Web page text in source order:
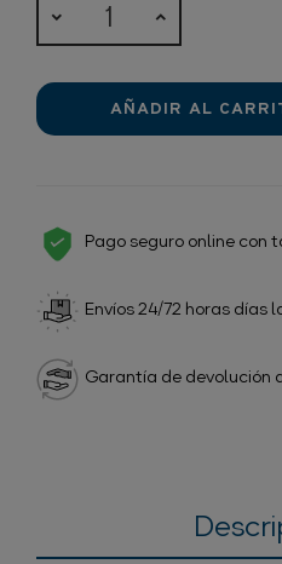
AÑADIR AL
Pago seguro online con
Envíos 24/72 horas días
Garantía de devolución